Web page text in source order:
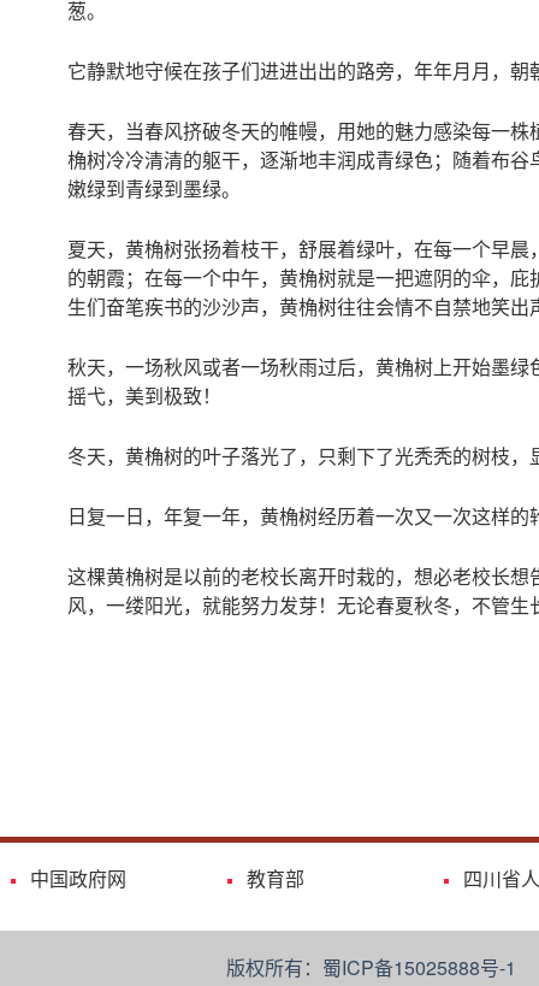
葱。
它静默地守候在孩子们进进出出的路旁，年年月月，
春天，当春风挤破冬天的帷幔，用她的魅力感染每一
桷树冷冷清清的躯干，逐渐地丰润成青绿色；随着布
嫩绿到青绿到墨绿。
夏天，黄桷树张扬着枝干，舒展着绿叶，在每一个早
的朝霞；在每一个中午，黄桷树就是一把遮阴的伞，
生们奋笔疾书的沙沙声，黄桷树往往会情不自禁地笑
秋天，一场秋风或者一场秋雨过后，黄桷树上开始墨
摇弋，美到极致！
冬天，黄桷树的叶子落光了，只剩下了光秃秃的树枝
日复一日，年复一年，黄桷树经历着一次又一次这样
这棵黄桷树是以前的老校长离开时栽的，想必老校长
风，一缕阳光，就能努力发芽！无论春夏秋冬，不管
中国政府网 教育部 四川省
版权所有：蜀ICP备15025888号-